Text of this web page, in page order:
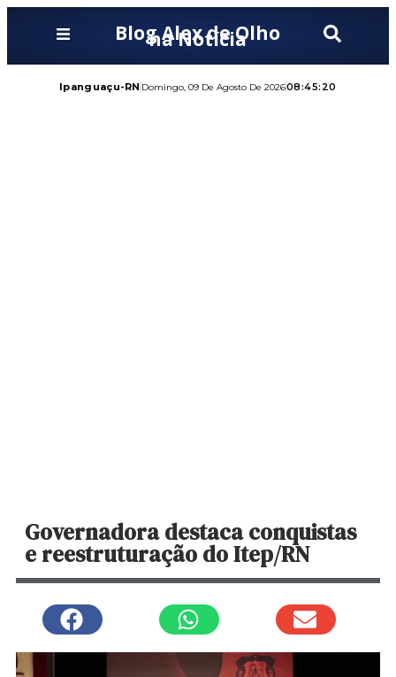
Blog Alex de Olho
na Notícia
Ipanguaçu-RN Domingo, 09 De Agosto De 202608:45:22
Governadora destaca conquistas
e reestruturação do Itep/RN